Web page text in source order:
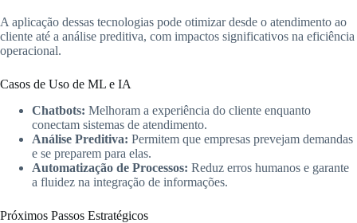
A aplicação dessas tecnologias pode otimizar desde o atendimento ao
cliente até a análise preditiva, com impactos significativos na eficiência
operacional.
Casos de Uso de ML e IA
Chatbots: Melhoram a experiência do cliente enquanto
conectam sistemas de atendimento.
Análise Preditiva: Permitem que empresas prevejam demandas
e se preparem para elas.
Automatização de Processos: Reduz erros humanos e garante
a fluidez na integração de informações.
Próximos Passos Estratégicos